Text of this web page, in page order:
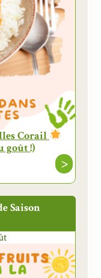
Corail
goût !)
>
Saison